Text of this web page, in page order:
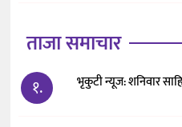
ताजा समाचार
१. भृकुटी न्यूज: शनिवार